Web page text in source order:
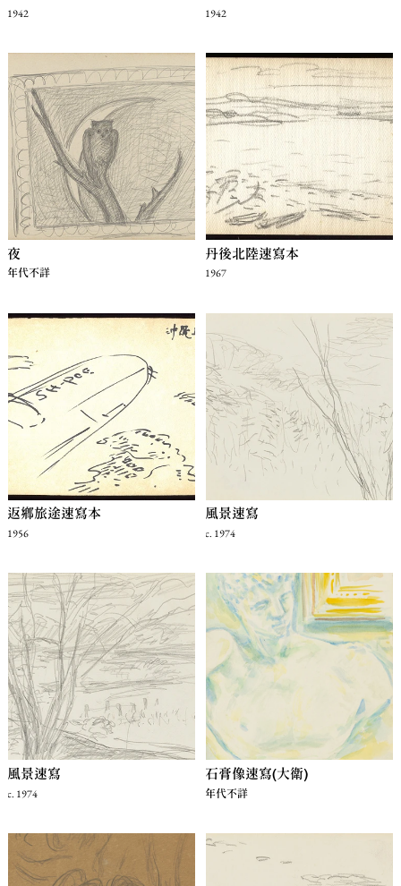
1942 1942
夜
年代不詳
丹後北陸速寫本
1967
返鄉旅途速寫本
1956
風景速寫
c. 1974
風景速寫
c. 1974
石膏像速寫(大衛)
年代不詳